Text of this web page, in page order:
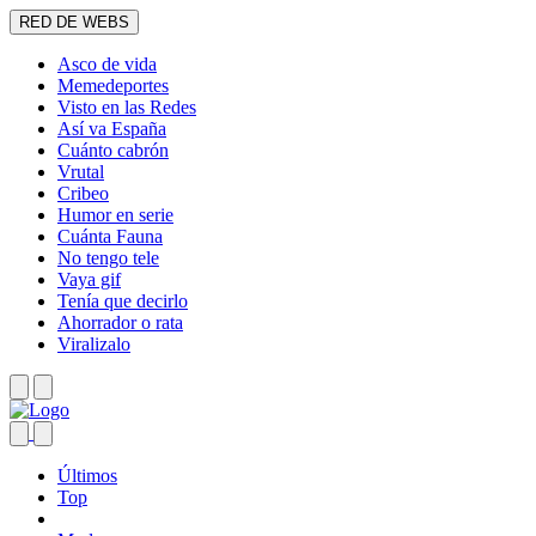
RED DE WEBS
Asco de vida
Memedeportes
Visto en las Redes
Así va España
Cuánto cabrón
Vrutal
Cribeo
Humor en serie
Cuánta Fauna
No tengo tele
Vaya gif
Tenía que decirlo
Ahorrador o rata
Viralizalo
Últimos
Top